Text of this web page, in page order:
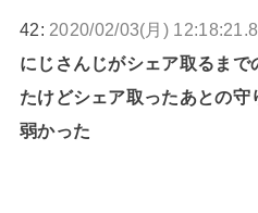
42: 2020/02/03(月)
にじさんじがシェア取るま
たけどシェア取ったあとの
弱かった